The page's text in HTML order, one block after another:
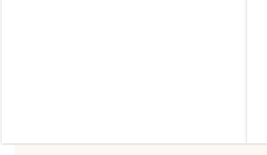
Hilfsbereitschaft!